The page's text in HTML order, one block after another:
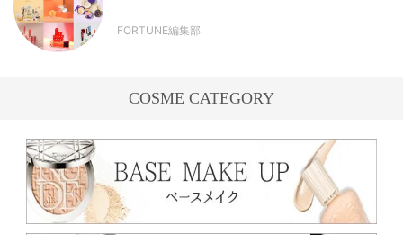
FORTUNE編集部
COSME CATEGORY